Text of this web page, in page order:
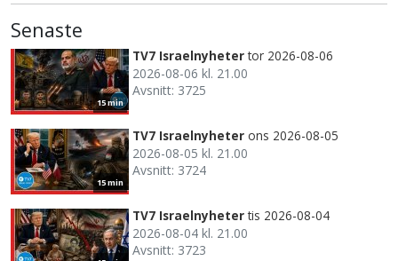
Senaste
15 min
TV7 Israelnyheter tor 2026-08-06
2026-08-06 kl. 21.00
Avsnitt: 3725
15 min
TV7 Israelnyheter ons 2026-08-05
2026-08-05 kl. 21.00
Avsnitt: 3724
TV7 Israelnyheter tis 2026-08-04
2026-08-04 kl. 21.00
Avsnitt: 3723